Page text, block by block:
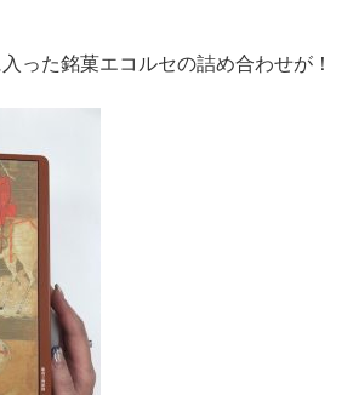
った銘菓エコルセの詰め合わせが！